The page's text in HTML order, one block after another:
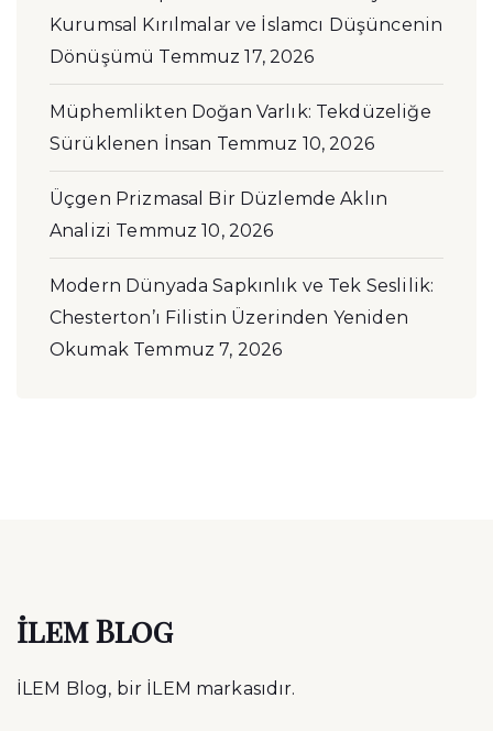
Kurumsal Kırılmalar ve İslamcı Düşüncenin
Dönüşümü Temmuz 17, 2026
Müphemlikten Doğan Varlık: Tekdüzeliğe
Sürüklenen İnsan Temmuz 10, 2026
Üçgen Prizmasal Bir Düzlemde Aklın
Analizi Temmuz 10, 2026
Modern Dünyada Sapkınlık ve Tek Seslilik:
Chesterton’ı Filistin Üzerinden Yeniden
Okumak Temmuz 7, 2026
ilem Blog
İLEM Blog, bir İLEM markasıdır.